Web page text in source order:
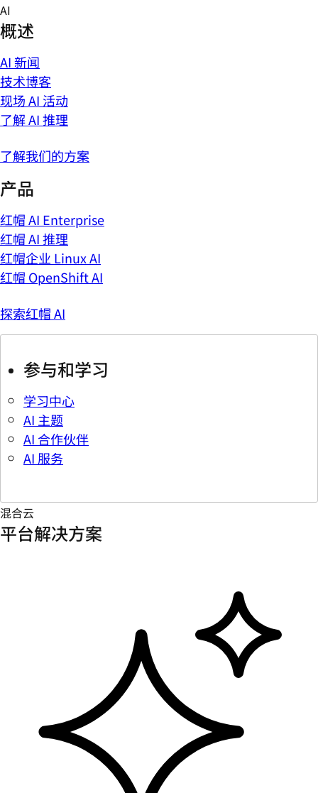
Skip
to
content
AI
概述
AI 新闻
技术博客
现场 AI 活动
了解 AI 推理
了解我们的方案
产品
红帽 AI Enterprise
红帽 AI 推理
红帽企业 Linux AI
红帽 OpenShift AI
探索红帽 AI
参与和学习
学习中心
AI 主题
AI 合作伙伴
AI 服务
混合云
平台解决方案